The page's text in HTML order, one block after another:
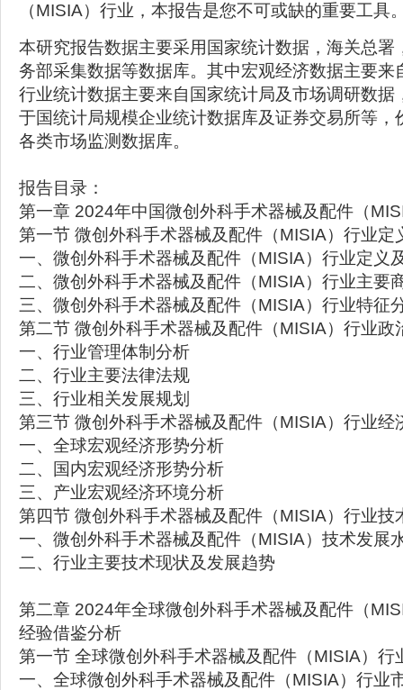
（MISIA）行业，本报告是您不可或缺的重要工具
本研究报告数据主要采用国家统计数据，海关总署
务部采集数据等数据库。其中宏观经济数据主要来
行业统计数据主要来自国家统计局及市场调研数据
于国统计局规模企业统计数据库及证券交易所等，
各类市场监测数据库。
报告目录：
第一章 2024年中国微创外科手术器械及配件（
第一节 微创外科手术器械及配件（MISIA）行业定
一、微创外科手术器械及配件（MISIA）行业定义
二、微创外科手术器械及配件（MISIA）行业主要
三、微创外科手术器械及配件（MISIA）行业特征
第二节 微创外科手术器械及配件（MISIA）行业政
一、行业管理体制分析
二、行业主要法律法规
三、行业相关发展规划
第三节 微创外科手术器械及配件（MISIA）行业经
一、全球宏观经济形势分析
二、国内宏观经济形势分析
三、产业宏观经济环境分析
第四节 微创外科手术器械及配件（MISIA）行业技
一、微创外科手术器械及配件（MISIA）技术发展
二、行业主要技术现状及发展趋势
第二章 2024年全球微创外科手术器械及配件（
经验借鉴分析
第一节 全球微创外科手术器械及配件（MISIA）行
一、全球微创外科手术器械及配件（MISIA）行业